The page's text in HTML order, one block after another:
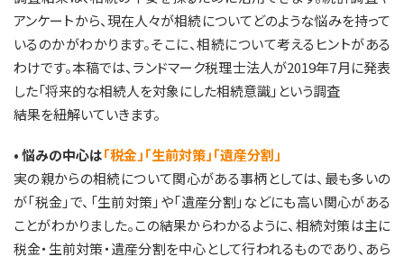
アンケートから、現在人々が相続についてどのような悩みを持って
いるのかがわかります。そこに、相続について考えるヒントがある
わけです。本稿では、ランドマーク税理士法人が2019年7月に発表
した「将来的な相続人を対象にした相続意識」という調査
結果を紐解いていきます。
• 悩みの中心は「税金」「生前対策」「遺産分割」
実の親からの相続について関心がある事柄としては、最も多いの
が「税金」で、「生前対策」や「遺産分割」などにも高い関心がある
ことがわかりました。この結果からわかるように、相続対策は主に
税金・生前対策・遺産分割を中心として行われるものであり、あら